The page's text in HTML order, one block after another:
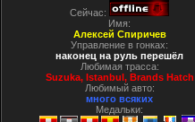
Сейчас:
Имя:
Алексей Спиричев
Управление в гонках:
наконец на руль перешёл
Любимая трасса:
Suzuka, Istanbul, Вrands Hatch
Любимый авто:
много всяких
Медальки: